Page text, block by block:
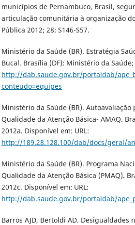
municípios de Pernambuco, Brasil,
articulação comunitária à organização
Pública 2012; 28: S146-S57.
Ministério da Saúde (BR). Estratégia
Bucal. Brasília (DF): Ministério da
http://dab.saude.gov.br/portaldab/
conteudo=equipes
Ministério da Saúde (BR).
Qualidade da Atenção Básica- AMAQ.
2012a. Disponível em: URL:
http://189.28.128.100/dab/docs/geral/
Ministério da Saúde (BR). Programa
Qualidade da Atenção Básica (PMAQ).
2012c. Disponível em: URL:
http://dab.saude.gov.br/portaldab/
Barros AJD, Bertoldi AD. Desigualdades